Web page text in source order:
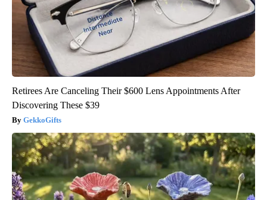
Retirees Are Canceling Their $600 Lens Appointments After
Discovering These $39
GekkoGifts